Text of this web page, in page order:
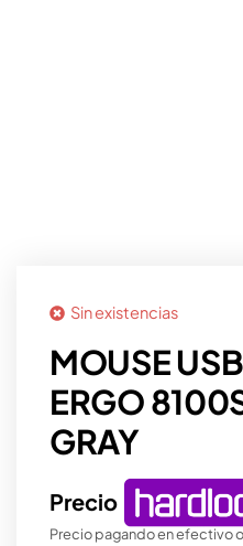
Sin existencias
MOUSE
ERGO
GRAY
Precio
Precio pagando en efectivo